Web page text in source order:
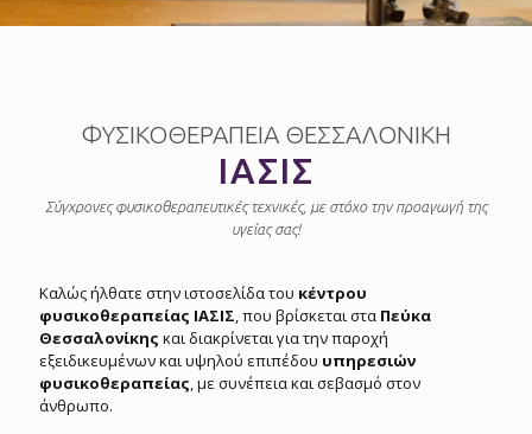
ΦΥΣΙΚΟΘΕΡΑΠΕΙΑ ΘΕΣΣΑΛΟΝΙΚΗ
ΙΑΣΙΣ
Σύγχρονες φυσικοθεραπευτικές τεχνικές, με στόχο την προαγωγή της
υγείας σας!
Καλώς ήλθατε στην ιστοσελίδα του κέντρου
φυσικοθεραπείας ΙΑΣΙΣ, που βρίσκεται στα Πεύκα
Θεσσαλονίκης και διακρίνεται για την παροχή
εξειδικευμένων και υψηλού επιπέδου υπηρεσιών
φυσικοθεραπείας, με συνέπεια και σεβασμό στον
άνθρωπο.